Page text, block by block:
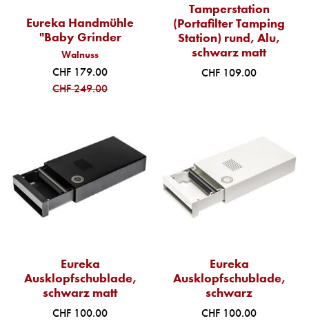
Eureka Handmühle
"Baby Grinder
Walnuss
CHF 179.00
CHF 249.00
Tamperstation
(Portafilter Tamping
Station) rund, Alu,
schwarz matt
CHF 109.00
Eureka
Ausklopfschublade,
schwarz matt
CHF 100.00
Eureka
Ausklopfschublade,
schwarz
CHF 100.00